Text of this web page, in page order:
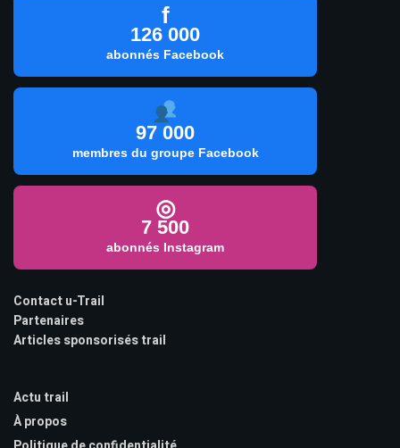
f
126 000
abonnés Facebook
97 000
membres du groupe Facebook
◎
7 500
abonnés Instagram
Contact u-Trail
Partenaires
Articles sponsorisés trail
Actu trail
À propos